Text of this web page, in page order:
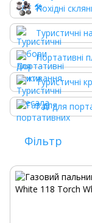
Похідні
Туристичні
Портативні
Туристичні
Газ для
Фільтр